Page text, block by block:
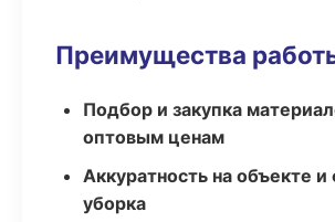
Преимущества
Подбор и закупка
оптовым ценам
Аккуратность на объекте и
уборка